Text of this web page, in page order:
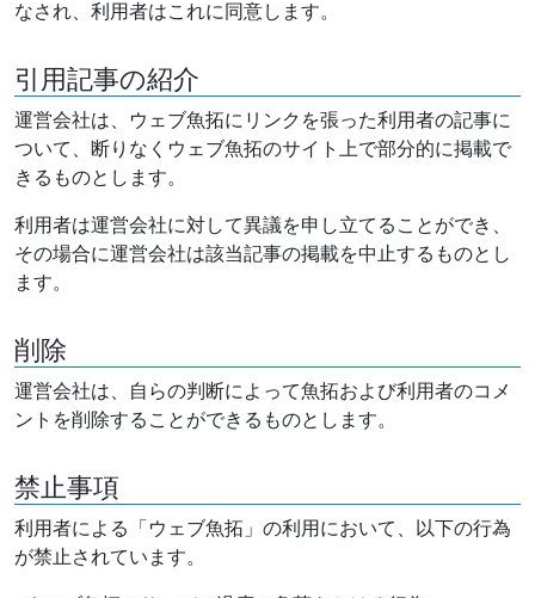
なされ、利用者はこれに同意します。
引用記事の紹介
運営会社は、ウェブ魚拓にリンクを張った利用者の記事に
ついて、断りなくウェブ魚拓のサイト上で部分的に掲載で
きるものとします。
利用者は運営会社に対して異議を申し立てることができ、
その場合に運営会社は該当記事の掲載を中止するものとし
ます。
削除
運営会社は、自らの判断によって魚拓および利用者のコメ
ントを削除することができるものとします。
禁止事項
利用者による「ウェブ魚拓」の利用において、以下の行為
が禁止されています。